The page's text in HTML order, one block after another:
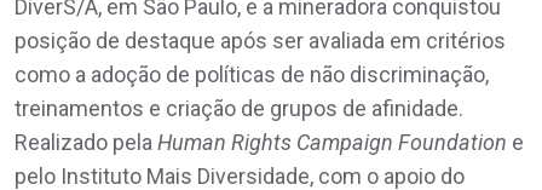
DiverS/A, em São Paulo, e a mineradora conquistou
posição de destaque após ser avaliada em critérios
como a adoção de políticas de não discriminação,
treinamentos e criação de grupos de afinidade.
Realizado pela Human Rights Campaign Foundation e
pelo Instituto Mais Diversidade, com o apoio do